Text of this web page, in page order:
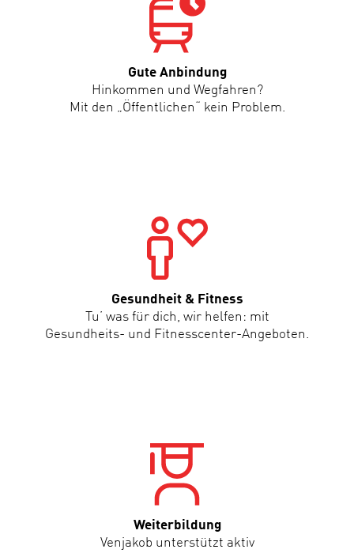
Gute Anbindung
Hinkommen und Wegfahren?
Mit den „Öffentlichen“ kein Problem.
Gesundheit & Fitness
Tu’ was für dich, wir helfen: mit
Gesundheits- und Fitnesscenter-Angeboten.
Weiterbildung
Venjakob unterstützt aktiv